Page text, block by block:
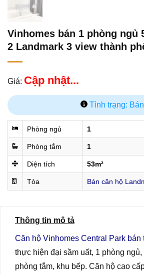
Vinhomes bán 1 phòng ngủ
2 Landmark 3 view thành
Giá: Cập nhật...
Tình trạng: Bán
Phòng ngủ 1
Phòng tắm 1
Diện tích 53m²
Tòa Bán căn hộ
Thông tin mô tả
Căn hộ Vinhomes Central Park bán
thực hiện đại sầm uất, 1 phòng
phòng tắm, khu bếp. Căn hộ cao